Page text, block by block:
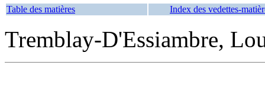
Table des matières Index des vedettes-
Tremblay-D'Essiambre,